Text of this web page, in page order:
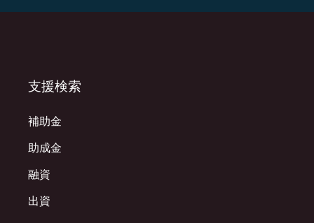
支援検索
補助金
助成金
融資
出資